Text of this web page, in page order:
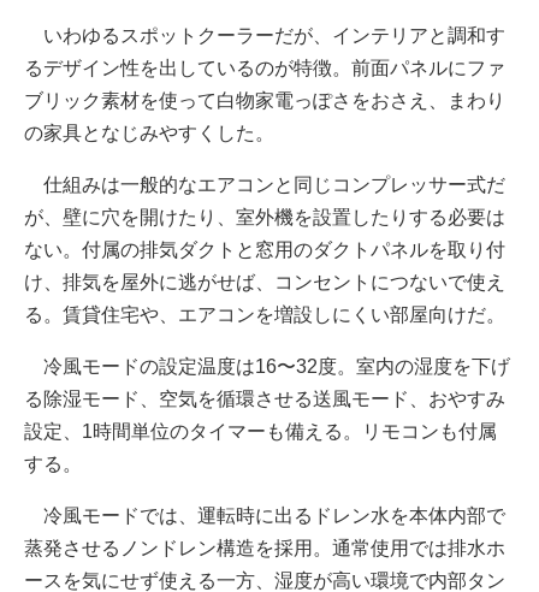
いわゆるスポットクーラーだが、インテリアと調和す
るデザイン性を出しているのが特徴。前面パネルにファ
ブリック素材を使って白物家電っぽさをおさえ、まわり
の家具となじみやすくした。
仕組みは一般的なエアコンと同じコンプレッサー式だ
が、壁に穴を開けたり、室外機を設置したりする必要は
ない。付属の排気ダクトと窓用のダクトパネルを取り付
け、排気を屋外に逃がせば、コンセントにつないで使え
る。賃貸住宅や、エアコンを増設しにくい部屋向けだ。
冷風モードの設定温度は16〜32度。室内の湿度を下げ
る除湿モード、空気を循環させる送風モード、おやすみ
設定、1時間単位のタイマーも備える。リモコンも付属
する。
冷風モードでは、運転時に出るドレン水を本体内部で
蒸発させるノンドレン構造を採用。通常使用では排水ホ
ースを気にせず使える一方、湿度が高い環境で内部タン